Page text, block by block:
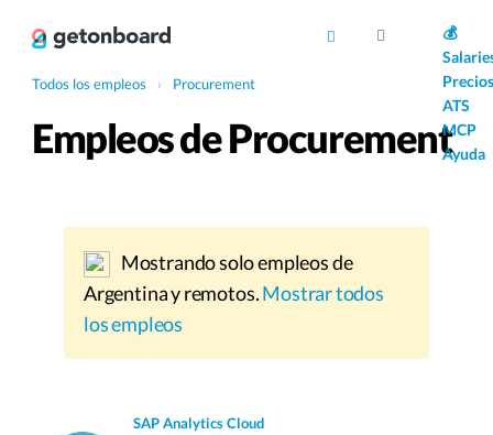
💰
Precios
ATS
MCP
Ayuda
Todos los empleos › Procurement
Empleos de Procurement
Mostrando solo empleos de
Argentina y remotos.Mostrar todos
los empleos
SAP Analytics Cloud